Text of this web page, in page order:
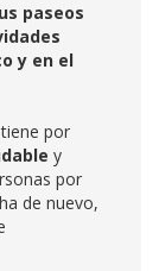
paseos
y en el
por
y
por
de nuevo,